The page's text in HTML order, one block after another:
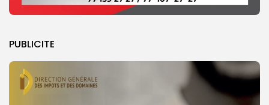
PUBLICITE